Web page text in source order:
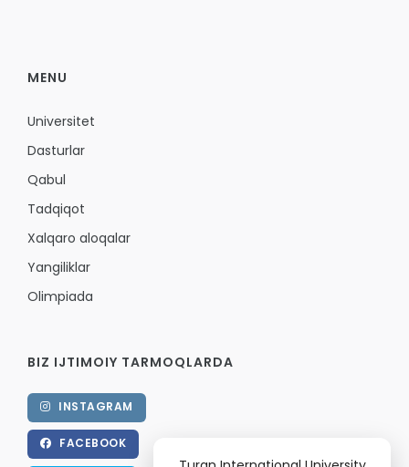
MENU
Universitet
Dasturlar
Qabul
Tadqiqot
Xalqaro aloqalar
Yangiliklar
Olimpiada
BIZ IJTIMOIY TARMOQLARDA
INSTAGRAM
FACEBOOK